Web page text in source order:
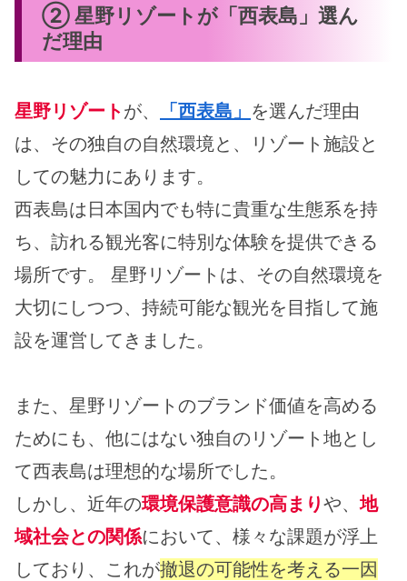
② 星野リゾートが「西表島」選ん
だ理由
星野リゾートが、 「西表島」 を選んだ理由
は、その独自の自然環境と、リゾート施設と
しての魅力にあります。
西表島は日本国内でも特に貴重な生態系を持
ち、訪れる観光客に特別な体験を提供できる
場所です。 星野リゾートは、その自然環境を
大切にしつつ、持続可能な観光を目指して施
設を運営してきました。
また、星野リゾートのブランド価値を高める
ためにも、他にはない独自のリゾート地とし
て西表島は理想的な場所でした。
しかし、近年の環境保護意識の高まりや、地
域社会との関係において、様々な課題が浮上
しており、これが撤退の可能性を考える一因